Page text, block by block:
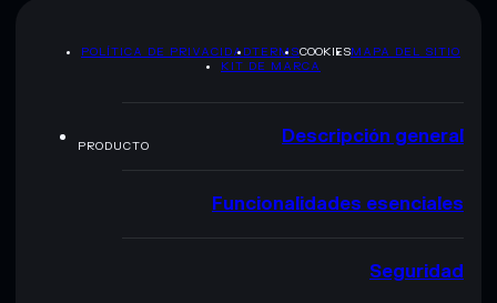
POLÍTICA DE PRIVACIDADTERMSCOOKIESMAPA DEL SITIO
KIT DE MARCA
PRODUCTO Descripción general
Funcionalidades esenciales
Seguridad